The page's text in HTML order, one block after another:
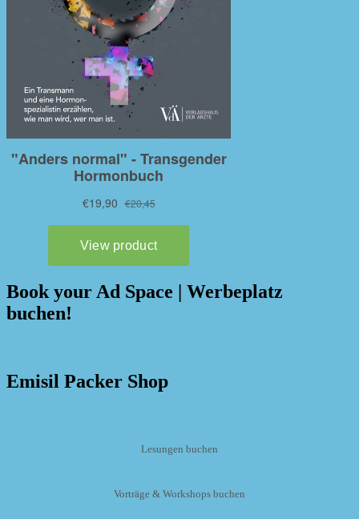
Book your Ad Space | Werbeplatz
buchen!
Emisil Packer Shop
Lesungen buchen
Vorträge & Workshops buchen